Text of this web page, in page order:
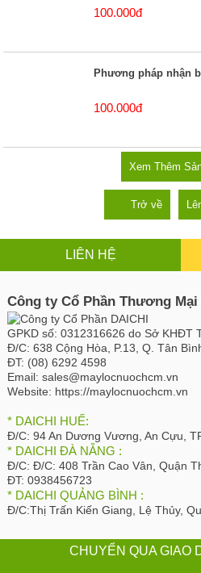
100.000đ
Phương pháp nhận
100.000đ
Xem Thêm
Trở về
LIÊN HỆ
Công ty Cổ Phần Thương
GPKD số: 0312316626 do Sở KHĐT
Đ/C: 638 Cộng Hòa, P.13, Q. Tân
ĐT: (08) 6292 4598
Email: sales@maylocnuochcm.vn
Website: https://maylocnuochcm.vn
* DAICHI HUẾ:
Đ/C: 94 An Dương Vương, An Cựu,
* DAICHI ĐÀ NẴNG :
Đ/C: Đ/C: 408 Trần Cao Vân, Quận
ĐT: 0938456723
* DAICHI QUẢNG BÌNH :
Đ/C:Thị Trấn Kiến Giang, Lệ Thủy,
CHUYỂN QUA GIAO